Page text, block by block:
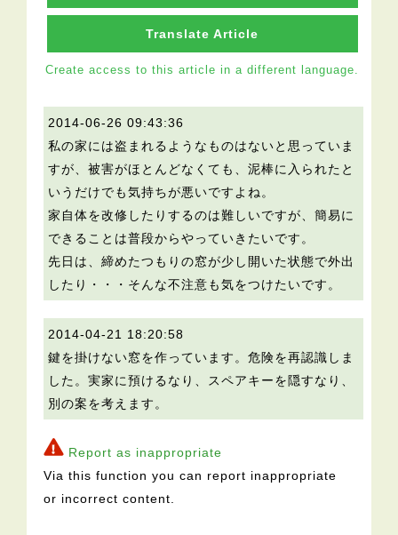
Translate Article
Create access to this article in a different language.
2014-06-26 09:43:36
私の家には盗まれるようなものはないと思っていま
すが、被害がほとんどなくても、泥棒に入られたと
いうだけでも気持ちが悪いですよね。
家自体を改修したりするのは難しいですが、簡易に
できることは普段からやっていきたいです。
先日は、締めたつもりの窓が少し開いた状態で外出
したり・・・そんな不注意も気をつけたいです。
2014-04-21 18:20:58
鍵を掛けない窓を作っています。危険を再認識しま
した。実家に預けるなり、スペアキーを隠すなり、
別の案を考えます。
Report as inappropriate
Via this function you can report inappropriate
or incorrect content.